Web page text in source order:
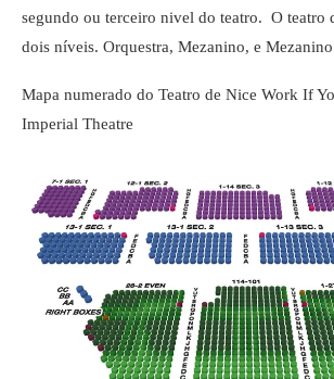
segundo ou terceiro nivel do teatro. O teatro
dois níveis. Orquestra, Mezanino, e Mezanino
Mapa numerado do Teatro de Nice Work If
Imperial Theatre